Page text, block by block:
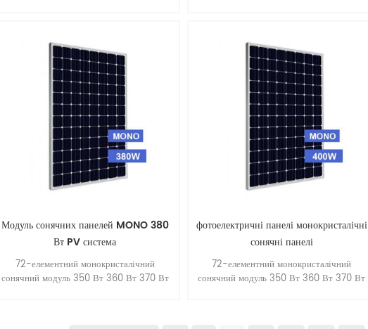
Модуль сонячних панелей MONO 380
Вт PV система
72-елементний монокристалічний
сонячний модуль 350 Вт 360 Вт 370 Вт
фотоелектричні панелі монокристалічні
сонячні панелі
72-елементний монокристалічний
сонячний модуль 350 Вт 360 Вт 370 Вт